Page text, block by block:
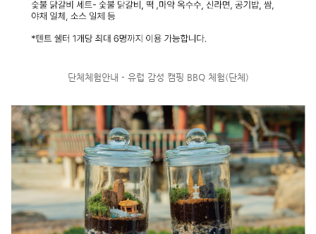
단체체험안내 - 유럽 감성 캠핑 BBQ 체험(단체)